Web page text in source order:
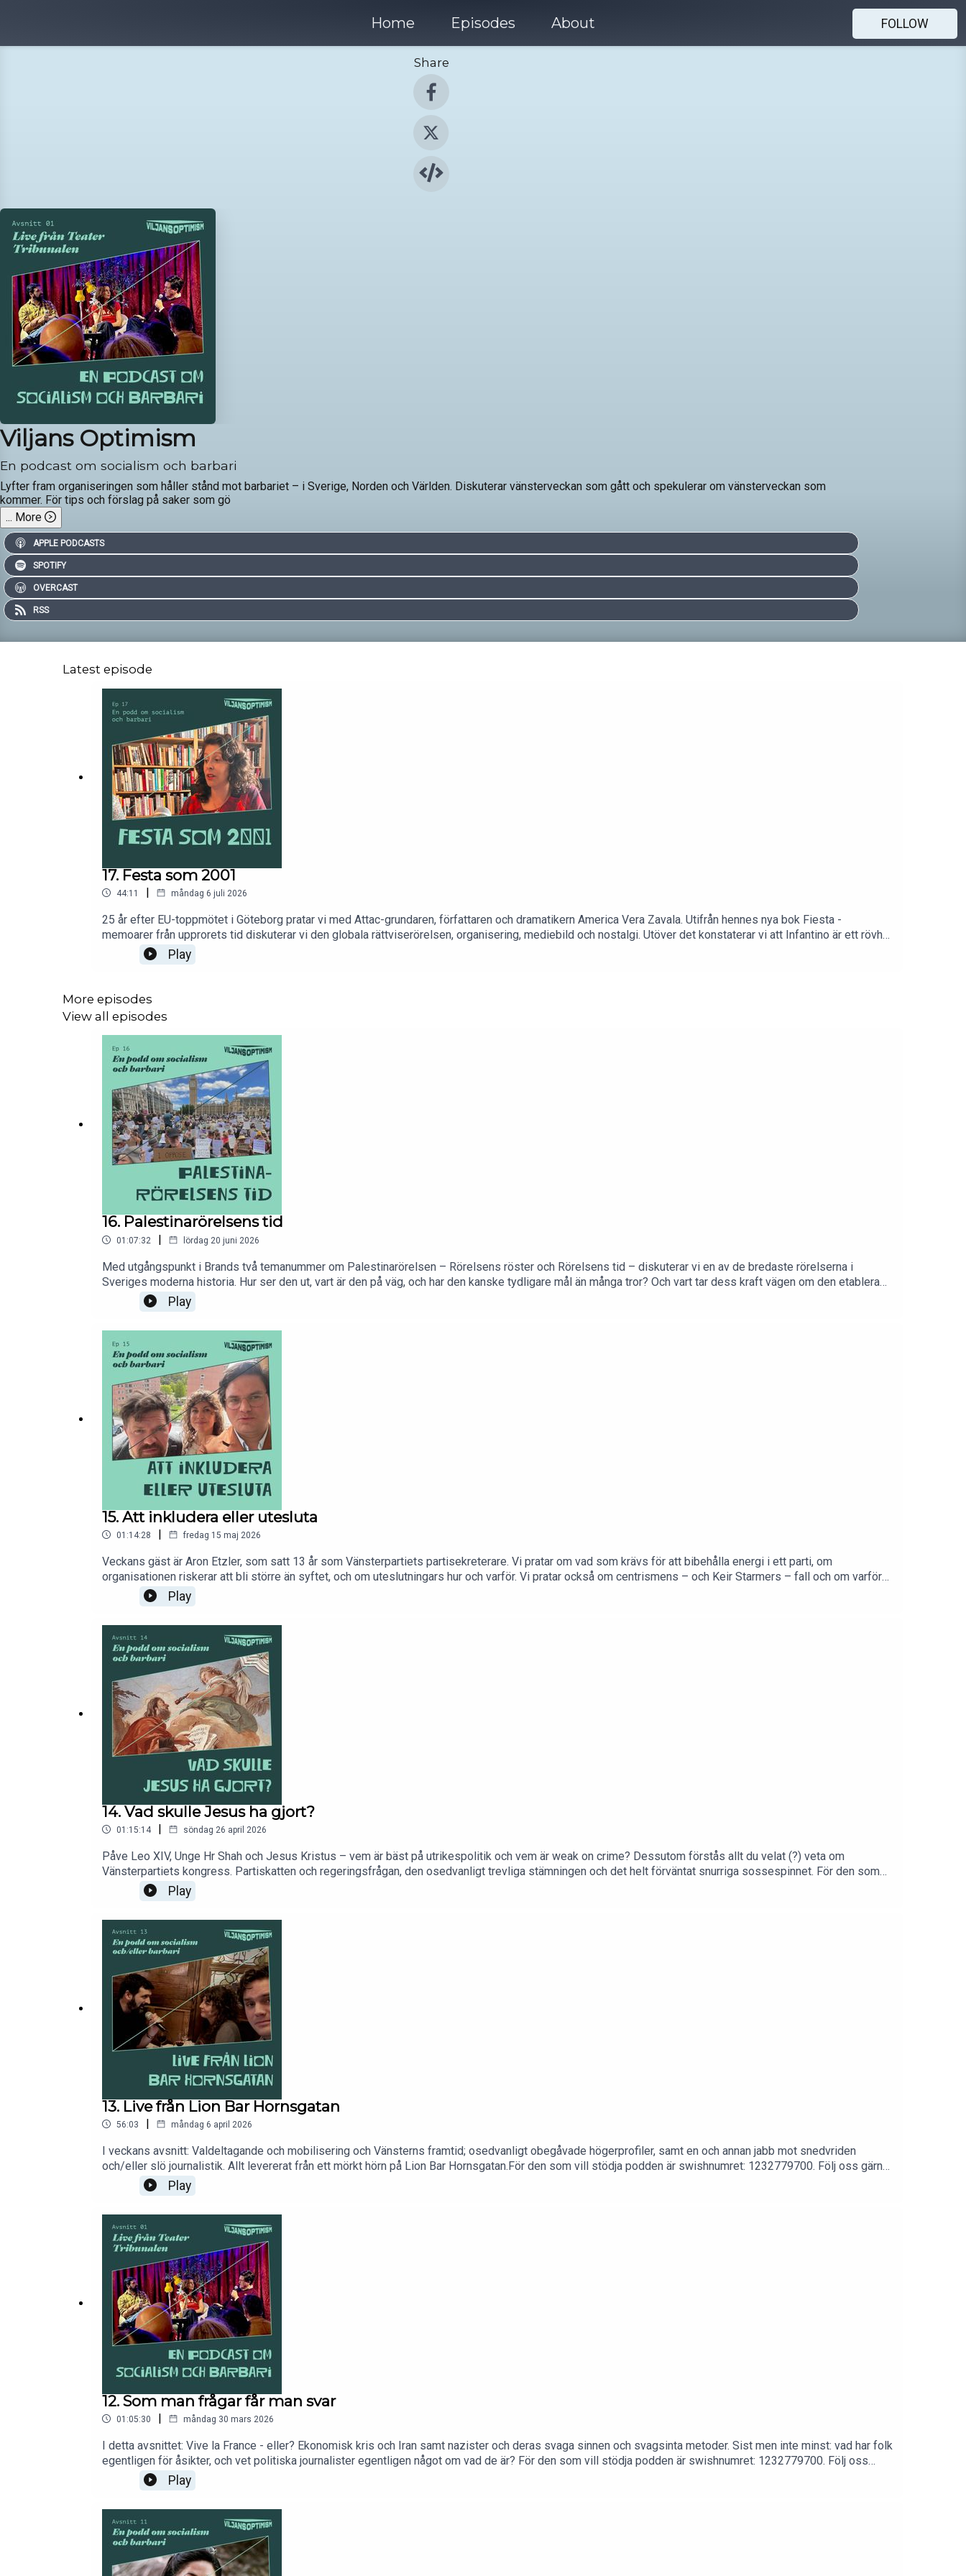
Home Episodes About FOLLOW
Share
Viljans Optimism
En podcast om socialism och barbari
Lyfter fram organiseringen som håller stånd mot barbariet – i Sverige, Norden och Världen. Diskuterar vänsterveckan som gått och spekulerar om vänsterveckan som
kommer. För tips och förslag på saker som gö
... More
APPLE PODCASTS
SPOTIFY
OVERCAST
RSS
Latest episode
17. Festa som 2001
44:11 | måndag 6 juli 2026
25 år efter EU-toppmötet i Göteborg pratar vi med Attac-grundaren, författaren och dramatikern America Vera Zavala. Utifrån hennes nya bok Fiesta -
memoarer från upprorets tid diskuterar vi den globala rättviserörelsen, organisering, mediebild och nostalgi. Utöver det konstaterar vi att Infantino är ett rövhål
och tar fram kristallkulan för att sia om framtiden för både fotbolls-VM och för LO:s bojkott av Israel.
Play
More episodes
View all episodes
16. Palestinarörelsens tid
01:07:32 | lördag 20 juni 2026
Med utgångspunkt i Brands två temanummer om Palestinarörelsen – Rörelsens röster och Rörelsens tid – diskuterar vi en av de bredaste rörelserna i
Sveriges moderna historia. Hur ser den ut, vart är den på väg, och har den kanske tydligare mål än många tror? Och vart tar dess kraft vägen om den etablerade
vänstern inte lyckas göra den till sin?Sam avlägger i vanlig ordning rapport om det senaste inom Byggnads. Dessutom peppar vi på mer strejk i Norge,
opinionssiffror som luktar “Adjö Tidö” i höst, och funderar på om sossarnas högerflört verkligen är en smart valstrategi.För den som vill stödja podden är
Play
15. Att inkludera eller utesluta
01:14:28 | fredag 15 maj 2026
Veckans gäst är Aron Etzler, som satt 13 år som Vänsterpartiets partisekreterare. Vi pratar om vad som krävs för att bibehålla energi i ett parti, om
organisationen riskerar att bli större än syftet, och om uteslutningars hur och varför. Vi pratar också om centrismens – och Keir Starmers – fall och om varför
de stora existentiella frågorna är så frånvarande i valrörelsen.
Play
14. Vad skulle Jesus ha gjort?
01:15:14 | söndag 26 april 2026
Påve Leo XIV, Unge Hr Shah och Jesus Kristus – vem är bäst på utrikespolitik och vem är weak on crime? Dessutom förstås allt du velat (?) veta om
Vänsterpartiets kongress. Partiskatten och regeringsfrågan, den osedvanligt trevliga stämningen och det helt förväntat snurriga sossespinnet. För den som
vill stödja podden är swishnumret: 1232779700. Följ oss gärna på Instagram @viljansoptimism.
Play
13. Live från Lion Bar Hornsgatan
56:03 | måndag 6 april 2026
I veckans avsnitt: Valdeltagande och mobilisering och Vänsterns framtid; osedvanligt obegåvade högerprofiler, samt en och annan jabb mot snedvriden
och/eller slö journalistik. Allt levererat från ett mörkt hörn på Lion Bar Hornsgatan.För den som vill stödja podden är swishnumret: 1232779700. Följ oss gärna
på Instagram @viljansoptimism.
Play
12. Som man frågar får man svar
01:05:30 | måndag 30 mars 2026
I detta avsnittet: Vive la France - eller? Ekonomisk kris och Iran samt nazister och deras svaga sinnen och svagsinta metoder. Sist men inte minst: vad har folk
egentligen för åsikter, och vet politiska journalister egentligen något om vad de är? För den som vill stödja podden är swishnumret: 1232779700. Följ oss
gärna på Instagram @viljansoptimism.
Play